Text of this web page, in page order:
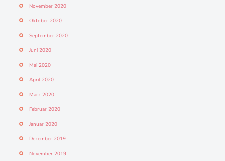
November 2020
Oktober 2020
September 2020
Juni 2020
Mai 2020
April 2020
März 2020
Februar 2020
Januar 2020
Dezember 2019
November 2019